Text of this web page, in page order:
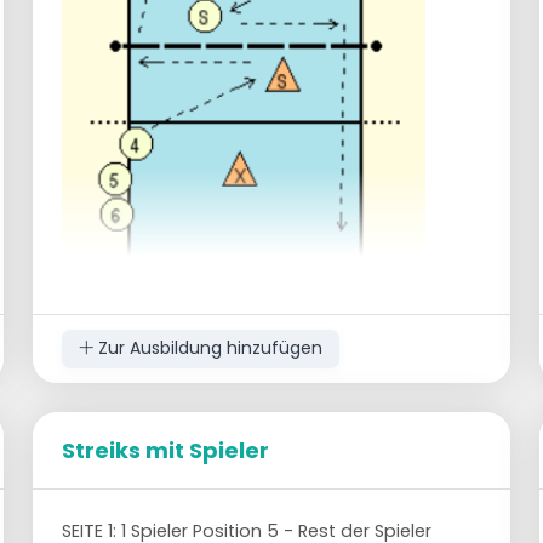
Der Verteidiger muss lernen zu "lesen", wo
der Angreifer zuschlagen wird, und der
Angreifer muss schauen, wo die
Verteidigung ist, bevor er zuschlägt.
Zur Ausbildung hinzufügen
Streiks mit Spieler
SEITE 1: 1 Spieler Position 5 - Rest der Spieler